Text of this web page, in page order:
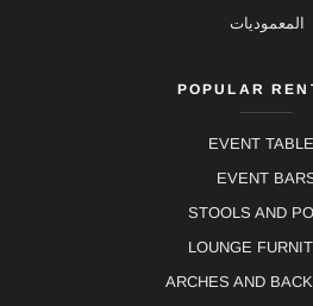
المعموديات
POPULAR
EVENT
EVENT
STOOLS AND
LOUNGE
ARCHES AND